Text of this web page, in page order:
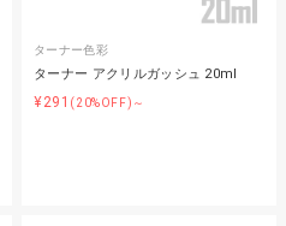
ターナー色彩
ターナー アクリルガッシュ 20ml
¥291 (20%OFF)～